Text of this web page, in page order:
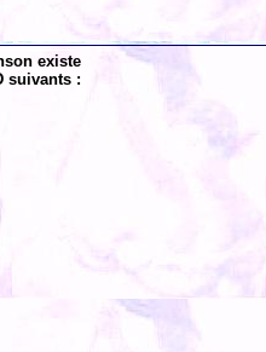
existe
suivants :